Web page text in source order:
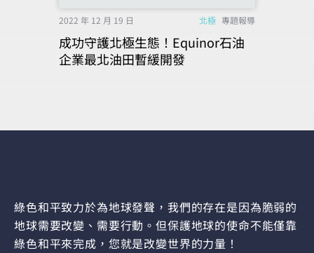
2022 年 12 月 19 日 北極 專題報導
成功守護北極生態！Equinor石油
企業最北油田暫緩開發
綠色和平致力於為地球發聲，我們的存在是因為脆弱的
地球需要改變、需要行動。但保護地球的使命不能僅靠
綠色和平來完成，您就是改變世界的力量！